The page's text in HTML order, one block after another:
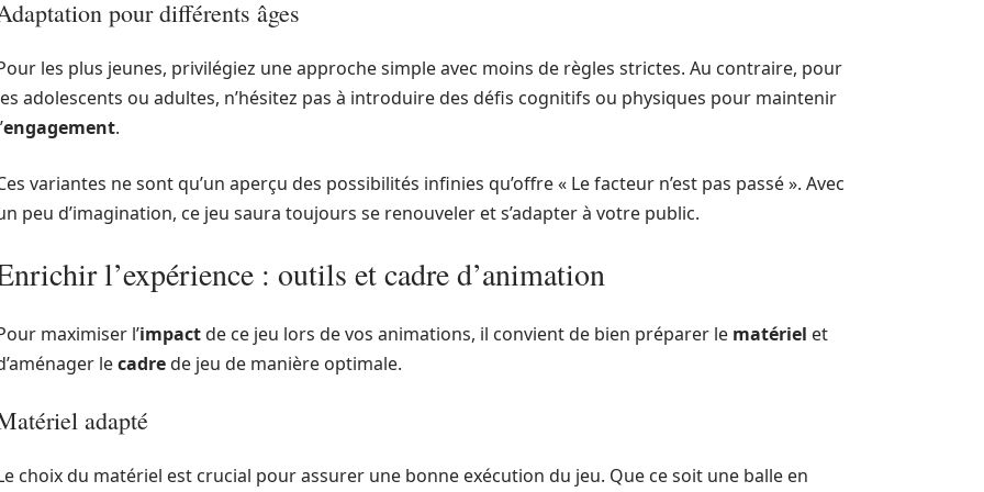
pour différents âges
les plus jeunes, privilégiez une approche simple avec moins de règles strictes. Au contraire, pour
adolescents ou adultes, n’hésitez pas à introduire des défis cognitifs ou physiques pour maintenir
engagement.
variantes ne sont qu’un aperçu des possibilités infinies qu’offre « Le facteur n’est pas passé ». Avec
peu d’imagination, ce jeu saura toujours se renouveler et s’adapter à votre public.
l’expérience : outils et cadre d’animation
maximiser l’impactde ce jeu lors de vos animations, il convient de bien préparer le matériel et
lecadrede jeu de manière optimale.
adapté
choix du matériel est crucial pour assurer une bonne exécution du jeu. Que ce soit une balle en